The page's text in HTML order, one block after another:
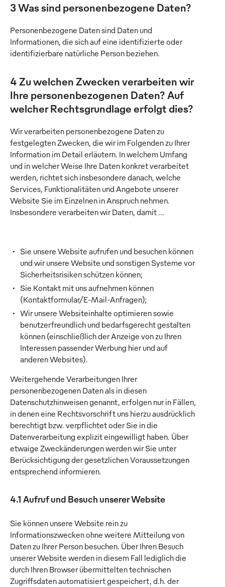
3 Was sind personenbezogene Daten?
Personenbezogene Daten sind Daten und
Informationen, die sich auf eine identifizierte oder
identifizierbare natürliche Person beziehen.
4 Zu welchen Zwecken verarbeiten wir
Ihre personenbezogenen Daten? Auf
welcher Rechtsgrundlage erfolgt dies?
Wir verarbeiten personenbezogene Daten zu
festgelegten Zwecken, die wir im Folgenden zu Ihrer
Information im Detail erläutern. In welchem Umfang
und in welcher Weise Ihre Daten konkret verarbeitet
werden, richtet sich insbesondere danach, welche
Services, Funktionalitäten und Angebote unserer
Website Sie im Einzelnen in Anspruch nehmen.
Insbesondere verarbeiten wir Daten, damit …
Sie unsere Website aufrufen und besuchen können
und wir unsere Website und sonstigen Systeme vor
Sicherheitsrisiken schützen können;
Sie Kontakt mit uns aufnehmen können
(Kontaktformular/E-Mail-Anfragen);
Wir unsere Websiteinhalte optimieren sowie
benutzerfreundlich und bedarfsgerecht gestalten
können (einschließlich der Anzeige von zu Ihren
Interessen passender Werbung hier und auf
anderen Websites).
Weitergehende Verarbeitungen Ihrer
personenbezogenen Daten als in diesen
Datenschutzhinweisen genannt, erfolgen nur in Fällen,
in denen eine Rechtsvorschrift uns hierzu ausdrücklich
berechtigt bzw. verpflichtet oder Sie in die
Datenverarbeitung explizit eingewilligt haben. Über
etwaige Zweckänderungen werden wir Sie unter
Berücksichtigung der gesetzlichen Voraussetzungen
entsprechend informieren.
4.1 Aufruf und Besuch unserer Website
Sie können unsere Website rein zu
Informationszwecken ohne weitere Mitteilung von
Daten zu Ihrer Person besuchen. Über Ihren Besuch
unserer Website werden in diesem Fall lediglich die
durch Ihren Browser übermittelten technischen
Zugriffsdaten automatisiert gespeichert, d.h. der